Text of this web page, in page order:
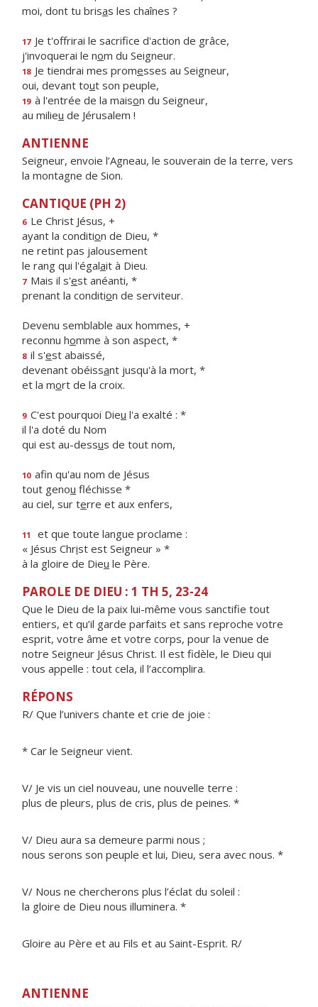
moi, dont tu brisas les chaînes ?
17 Je t'offrirai le sacrifce d'action de grâce,
j'invoquerai le nom du Seigneur.
18 Je tiendrai mes promesses au Seigneur,
oui, devant tout son peuple,
19 à l'entrée de la maison du Seigneur,
au milieu de Jérusalem !
ANTIENNE
Seigneur, envoie l’Agneau, le souverain de la terre, vers
la montagne de Sion.
CANTIQUE (PH 2)
6 Le Christ Jésus, +
ayant la condition de Dieu, *
ne retint pas jalousement
le rang qui l'égalait à Dieu.
7 Mais il s'est anéanti, *
prenant la condition de serviteur.
Devenu semblable aux hommes, +
reconnu homme à son aspect, *
8 il s'est abaissé,
devenant obéissant jusqu'à la mort, *
et la mort de la croix.
9 C'est pourquoi Dieu l'a exalté : *
il l'a doté du Nom
qui est au-dessus de tout nom,
10 afin qu'au nom de Jésus
tout genou fléchisse *
au ciel, sur terre et aux enfers,
11
et que toute langue proclame :
« Jésus Christ est Seigneur » *
à la gloire de Dieu le Père.
PAROLE DE DIEU : 1 TH 5, 23-24
Que le Dieu de la paix lui-même vous sanctifie tout
entiers, et qu’il garde parfaits et sans reproche votre
esprit, votre âme et votre corps, pour la venue de
notre Seigneur Jésus Christ. Il est fidèle, le Dieu qui
vous appelle : tout cela, il l’accomplira.
RÉPONS
R/ Que l’univers chante et crie de joie :
* Car le Seigneur vient.
V/ Je vis un ciel nouveau, une nouvelle terre :
plus de pleurs, plus de cris, plus de peines. *
V/ Dieu aura sa demeure parmi nous ;
nous serons son peuple et lui, Dieu, sera avec nous. *
V/ Nous ne chercherons plus l’éclat du soleil :
la gloire de Dieu nous illuminera. *
Gloire au Père et au Fils et au Saint-Esprit. R/
ANTIENNE